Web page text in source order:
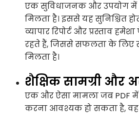
एक सुविधाजनक और उपयोग
मिलता है। इससे यह सुनिश्चित
व्यापार रिपोर्ट और प्रस्ताव
रहते हैं, जिससे सफलता के लिए
मिलता है।
शैक्षिक सामग्री और
एक और ऐसा मामला जब PDF में
करना आवश्यक हो सकता है, वह